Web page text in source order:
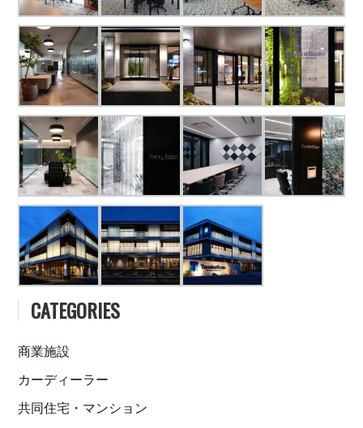
CATEGORIES
商業施設
カーディーラー
共同住宅・マンション